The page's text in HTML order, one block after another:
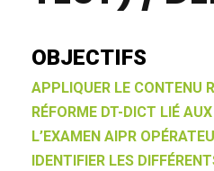
OBJECTIFS
APPLIQUER LE CONTENU
RÉFORME DT-DICT LIÉ
L’EXAMEN AIPR
IDENTIFIER LES